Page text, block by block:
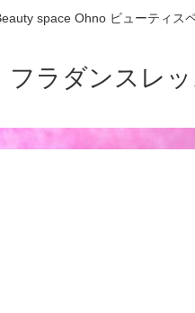
space Ohno ビューティス
フラダンスレ